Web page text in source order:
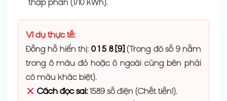
thập phân (1/10 kWh).
Ví dụ thực tế:
Đồng hồ hiển thị: 0 1 5 8 [9] (Trong đó số 9 nằm
trong ô màu đỏ hoặc ô ngoài cùng bên phải
có màu khác biệt).
Cách đọc sai:1589 số điện (Chết tiền!).